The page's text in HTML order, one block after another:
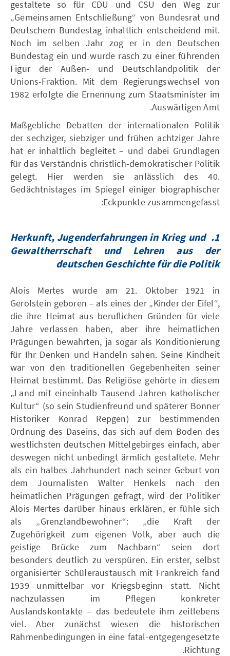
gestaltete so für CDU und CSU den Weg zur
„Gemeinsamen Entschließung“ von Bundesrat und
Deutschem Bundestag inhaltlich entscheidend mit.
Noch im selben Jahr zog er in den Deutschen
Bundestag ein und wurde rasch zu einer führenden
Figur der Außen- und Deutschlandpolitik der
Unions-Fraktion. Mit dem Regierungswechsel von
1982 erfolgte die Ernennung zum Staatsminister im
Auswärtigen Amt.
Maßgebliche Debatten der internationalen Politik
der sechziger, siebziger und frühen achtziger Jahre
hat er inhaltlich begleitet – und dabei Grundlagen
für das Verständnis christlich-demokratischer Politik
gelegt. Hier werden sie anlässlich des 40.
Gedächtnistages im Spiegel einiger biographischer
Eckpunkte zusammengefasst:
1.
Herkunft, Jugenderfahrungen in Krieg und
Gewaltherrschaft und Lehren aus der
deutschen Geschichte für die Politik
Alois Mertes wurde am 21. Oktober 1921 in
Gerolstein geboren – als eines der „Kinder der Eifel“,
die ihre Heimat aus beruflichen Gründen für viele
Jahre verlassen haben, aber ihre heimatlichen
Prägungen bewahrten, ja sogar als Konditionierung
für Ihr Denken und Handeln sahen. Seine Kindheit
war von den traditionellen Gegebenheiten seiner
Heimat bestimmt. Das Religiöse gehörte in diesem
„Land mit eineinhalb Tausend Jahren katholischer
Kultur“ (so sein Studienfreund und späterer Bonner
Historiker Konrad Repgen) zur bestimmenden
Ordnung des Daseins, das sich auf dem Boden des
westlichsten deutschen Mittelgebirges einfach, aber
deswegen nicht unbedingt ärmlich gestaltete. Mehr
als ein halbes Jahrhundert nach seiner Geburt von
dem Journalisten Walter Henkels nach den
heimatlichen Prägungen gefragt, wird der Politiker
Alois Mertes darüber hinaus erklären, er fühle sich
als „Grenzlandbewohner“: „die Kraft der
Zugehörigkeit zum eigenen Volk, aber auch die
geistige Brücke zum Nachbarn“ seien dort
besonders deutlich zu verspüren. Ein erster, selbst
organisierter Schüleraustausch mit Frankreich fand
1939 unmittelbar vor Kriegsbeginn statt. Nicht
nachzulassen im Pflegen konkreter
Auslandskontakte – das bedeutete ihm zeitlebens
viel. Aber zunächst wiesen die historischen
Rahmenbedingungen in eine fatal-entgegengesetzte
Richtung.